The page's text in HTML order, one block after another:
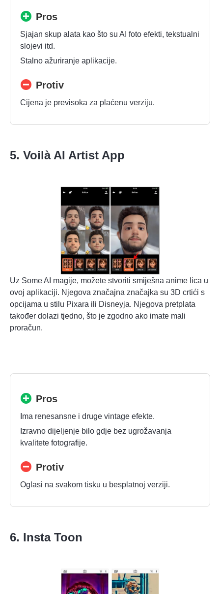
Pros
Sjajan skup alata kao što su AI foto efekti, tekstualni
slojevi itd.
Stalno ažuriranje aplikacije.
Protiv
Cijena je previsoka za plaćenu verziju.
5. Voilà AI Artist App
Uz Some AI magije, možete stvoriti smiješna anime lica u
ovoj aplikaciji. Njegova značajna značajka su 3D crtići s
opcijama u stilu Pixara ili Disneyja. Njegova pretplata
također dolazi tjedno, što je zgodno ako imate mali
proračun.
Pros
Ima renesansne i druge vintage efekte.
Izravno dijeljenje bilo gdje bez ugrožavanja
kvalitete fotografije.
Protiv
Oglasi na svakom tisku u besplatnoj verziji.
6. Insta Toon